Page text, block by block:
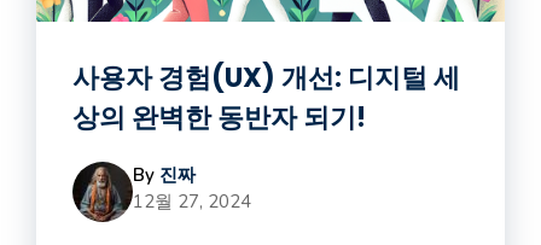
사용자 경험(UX) 개선: 디지털 세
상의 완벽한 동반자 되기!
By 진짜
12월 27, 2024